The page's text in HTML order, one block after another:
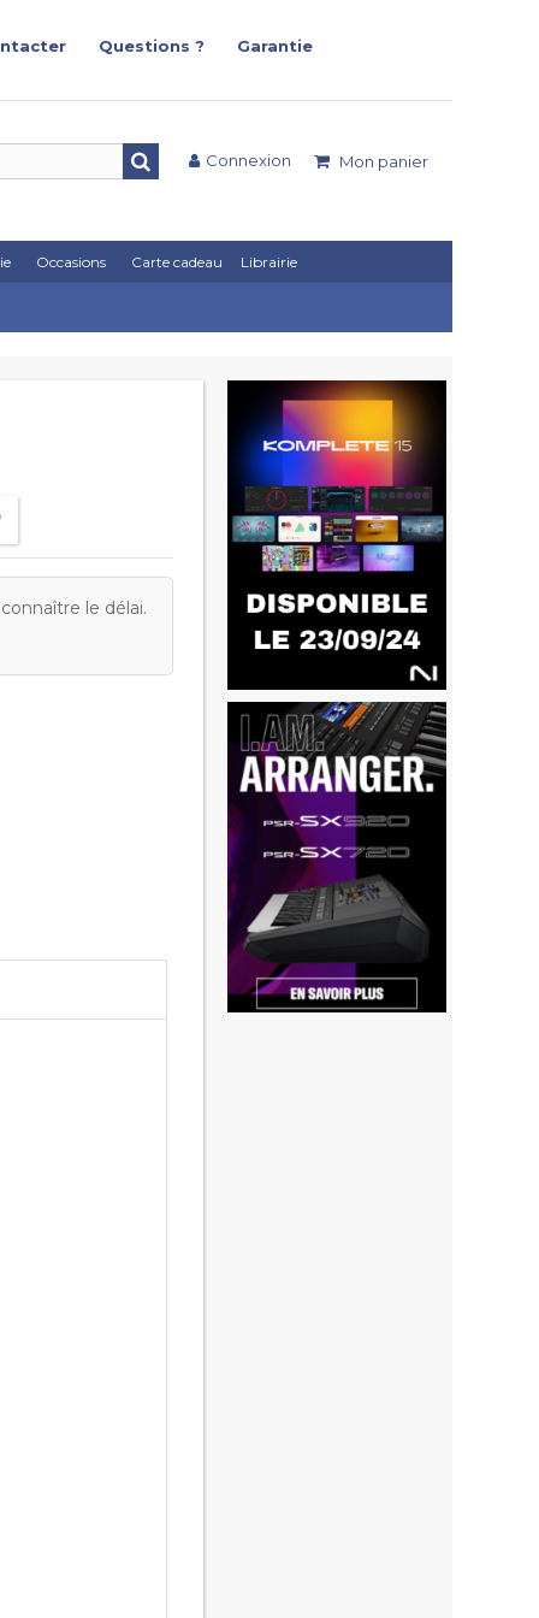
Questions ?
Garantie
Mon panier
Connexion
Occasions Carte cadeau Librairie
le délai.